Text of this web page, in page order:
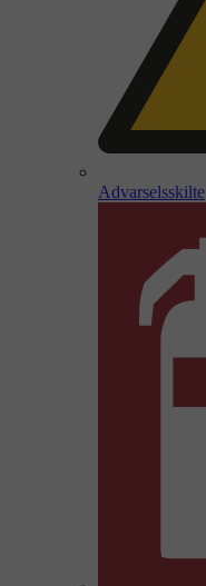
Advarselsskilte